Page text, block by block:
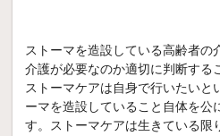
ストーマを造設している高齢者の
介護が必要なのか適切に判断する
ストーマケアは自身で行いたいと
ーマを造設していること自体を公
す。ストーマケアは生きている限